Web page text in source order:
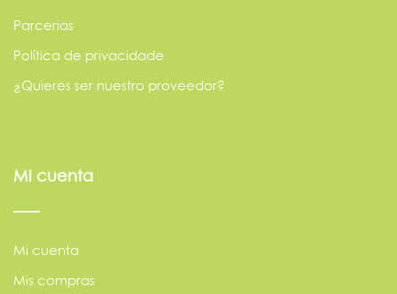
Parcerias
Política de privacidade
¿Quieres ser nuestro proveedor?
Mi cuenta
Mi cuenta
Mis compras